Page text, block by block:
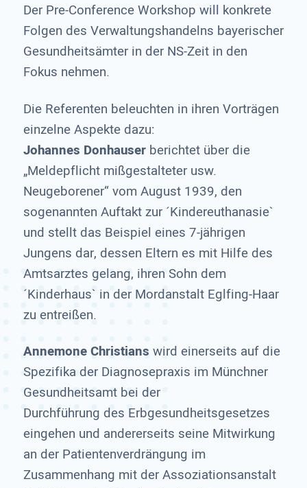
Der Pre-Conference Workshop will konkrete
Folgen des Verwaltungshandelns bayerischer
Gesundheitsämter in der NS-Zeit in den
Fokus nehmen.
Die Referenten beleuchten in ihren Vorträgen
einzelne Aspekte dazu:
Johannes Donhauserberichtet über die
„Meldepflicht mißgestalteter usw.
Neugeborener“ vom August 1939, den
sogenannten Auftakt zur ´Kindereuthanasie`
und stellt das Beispiel eines 7-jährigen
Jungens dar, dessen Eltern es mit Hilfe des
Amtsarztes gelang, ihren Sohn dem
´Kinderhaus` in der Mordanstalt Eglfing-Haar
zu entreißen.
Annemone Christians wird einerseits auf die
Spezifika der Diagnosepraxis im Münchner
Gesundheitsamt bei der
Durchführung des Erbgesundheitsgesetzes
eingehen und andererseits seine Mitwirkung
an der Patientenverdrängung im
Zusammenhang mit der Assoziationsanstalt